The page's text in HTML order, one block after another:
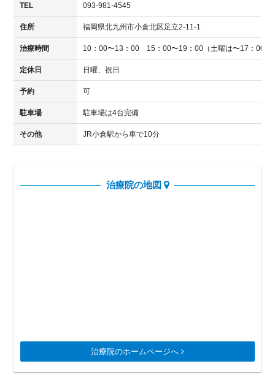
TEL 093-981-4545
住所 福岡県北九州市小倉北区足立2-11-1
治療時間 10：00〜13：00 15：00〜19：00（土曜は〜17：00）
定休日 日曜、祝日
予約 可
駐車場 駐車場は4台完備
その他 JR小倉駅から車で10分
治療院の地図
治療院のホームページへ